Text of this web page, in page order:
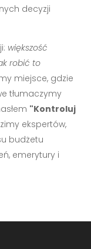
decyzji
większość
robić to
miejsce, gdzie
tłumaczymy
"Kontroluj
ekspertów,
budżetu
emerytury i